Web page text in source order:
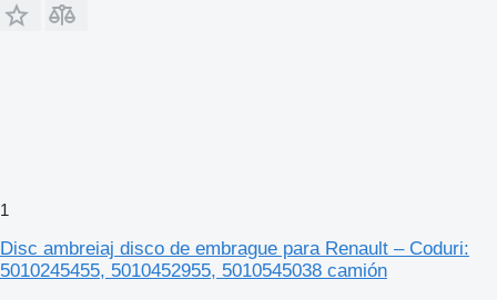
1
Disc ambreiaj disco de embrague para Renault – Coduri:
5010245455, 5010452955, 5010545038 camión